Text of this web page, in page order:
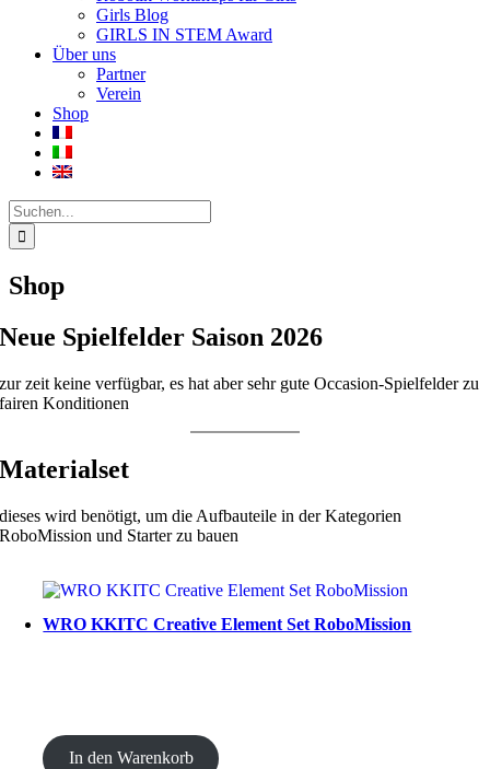
Girls Blog
GIRLS IN STEM Award
Über uns
Partner
Verein
Shop
Suche
nach:
Shop
Neue Spielfelder Saison 2026
zur zeit keine verfügbar, es hat aber sehr gute Occasion-Spielfelder zu
fairen Konditionen
Materialset
dieses wird benötigt, um die Aufbauteile in der Kategorien
RoboMission und Starter zu bauen
WRO KKITC Creative Element Set RoboMission
In den Warenkorb